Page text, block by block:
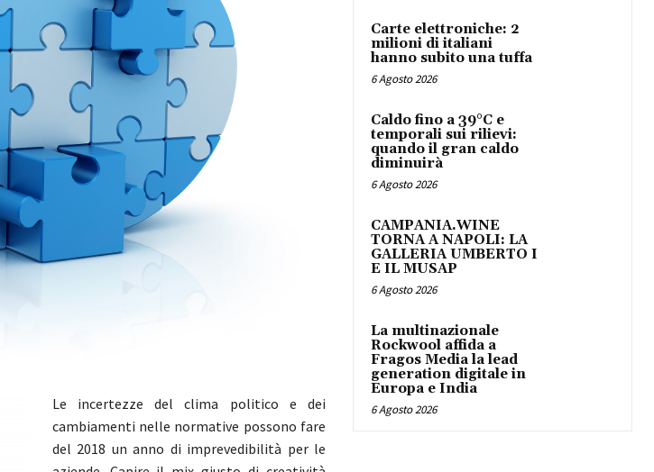
Le incertezze del clima politico e dei
cambiamenti nelle normative possono fare
del 2018 un anno di imprevedibilità per le
Carte elettroniche: 2
milioni di italiani
hanno subito una tuffa
6 Agosto 2026
Caldo fino a 39°C e
temporali sui rilievi:
quando il gran caldo
diminuirà
6 Agosto 2026
CAMPANIA.WINE
TORNA A NAPOLI: LA
GALLERIA UMBERTO I
E IL MUSAP
6 Agosto 2026
La multinazionale
Rockwool affida a
Fragos Media la lead
generation digitale in
Europa e India
6 Agosto 2026